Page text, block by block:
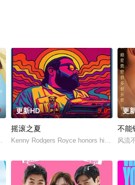
情面面觀，其中「Truth orDare」大膽遊戲
如今陷入财务困境，她答应为挚友雅斯敏
更新HD 9.0
摇滚之夏
Kenny Rodgers Royce honors his late
更
不能
风流